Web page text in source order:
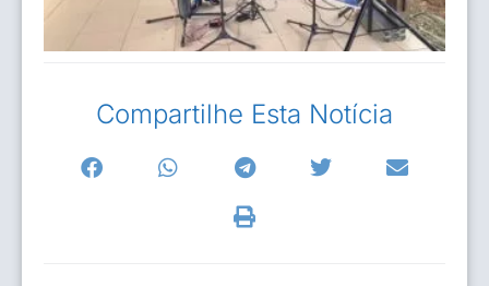
Compartilhe Esta Notícia